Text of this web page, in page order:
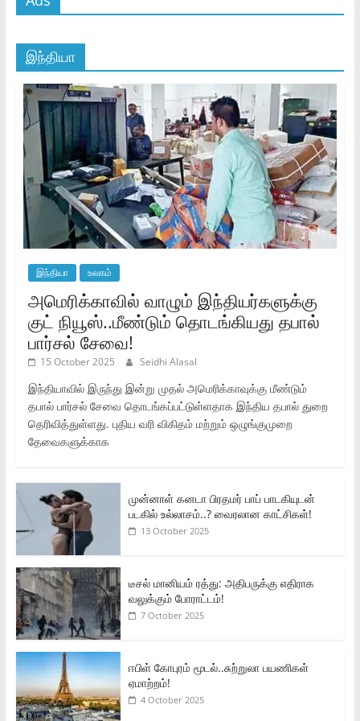
இந்தியா
இந்தியா உலகம்
அமெரிக்காவில் வாழும் இந்தியர்களுக்கு
குட் நியூஸ்..மீண்டும் தொடங்கியது தபால்
பார்சல் சேவை!
15 October 2025 Seidhi Alasal
இந்தியாவில் இருந்து இன்று முதல் அமெரிக்காவுக்கு மீண்டும்
தபால் பார்சல் சேவை தொடங்கப்பட்டுள்ளதாக இந்திய தபால் துறை
தெரிவித்துள்ளது. புதிய வரி விகிதம் மற்றும் ஒழுங்குமுறை
தேவைகளுக்காக
முன்னாள் கனடா பிரதமர் பாப் பாடகியுடன்
படகில் உல்லாசம்..? வைரலான காட்சிகள்!
13 October 2025
டீசல் மானியம் ரத்து: அதிபருக்கு எதிராக
வலுக்கும் போராட்டம்!
7 October 2025
ஈபிள் கோபுரம் மூடல்..சுற்றுலா பயணிகள்
ஏமாற்றம்!
4 October 2025